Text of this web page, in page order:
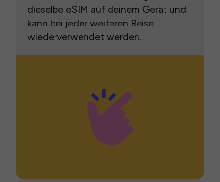
dieselbe eSIM auf deinem Gerät und
kann bei jeder weiteren Reise
wiederverwendet werden.